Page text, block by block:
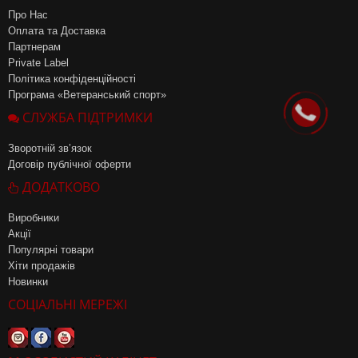
Про Нас
Оплата та Доставка
Партнерам
Private Label
Політика конфіденційності
Програма «Ветеранський спорт»
СЛУЖБА ПІДТРИМКИ
Зворотній зв’язок
Договір публічної оферти
ДОДАТКОВО
Виробники
Акції
Популярні товари
Хіти продажів
Новинки
СОЦІАЛЬНІ МЕРЕЖІ